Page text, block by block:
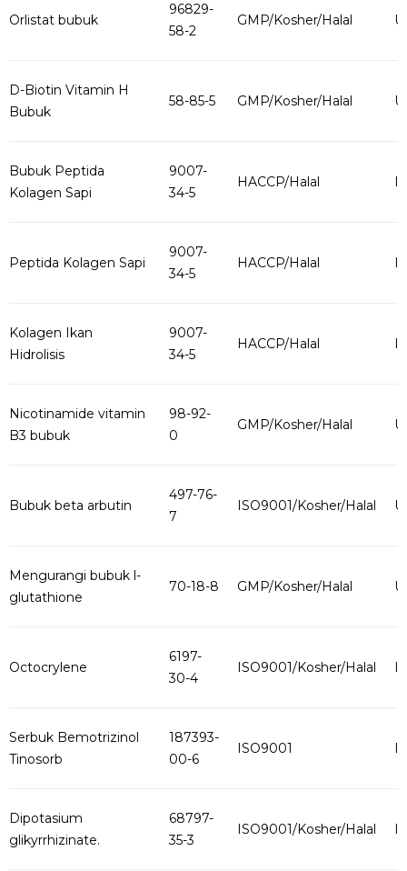
Orlistat bubuk
96829-
58-2
GMP/Kosher/Halal
D-Biotin Vitamin H
Bubuk
58-85-5 GMP/Kosher/Halal
Bubuk Peptida
Kolagen Sapi
9007-
34-5
HACCP/Halal
Peptida Kolagen Sapi
9007-
34-5
HACCP/Halal
Kolagen Ikan
Hidrolisis
9007-
34-5
HACCP/Halal
Nicotinamide vitamin
B3 bubuk
98-92-
0
GMP/Kosher/Halal
Bubuk beta arbutin
497-76-
7
ISO9001/Kosher/Halal
Mengurangi bubuk l-
glutathione
70-18-8 GMP/Kosher/Halal
Octocrylene
6197-
30-4
ISO9001/Kosher/Halal
Serbuk Bemotrizinol
Tinosorb
187393-
00-6
ISO9001
Dipotasium
glikyrrhizinate.
68797-
35-3
ISO9001/Kosher/Halal